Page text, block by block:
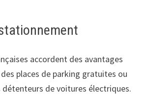
accordent des avantages
places de parking gratuites ou
détenteurs de voitures électriques.